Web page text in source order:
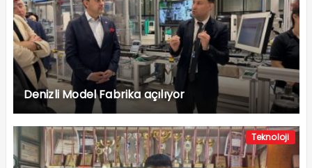
Denizli Model Fabrika açılıyor
Teknoloji